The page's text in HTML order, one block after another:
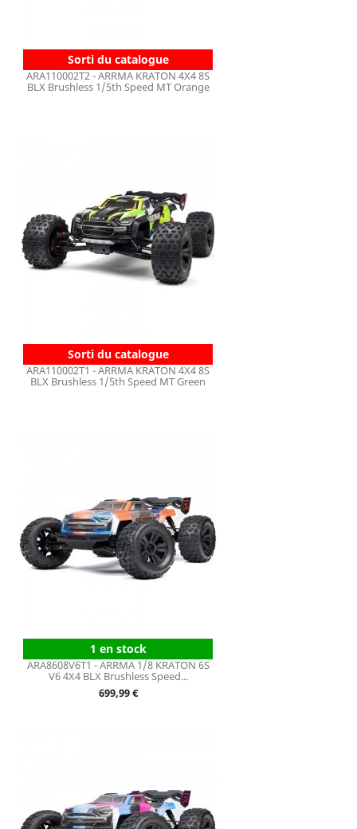
Sorti du catalogue
ARA110002T2 - ARRMA KRATON 4X4 8S
BLX Brushless 1/5th Speed MT Orange
Sorti du catalogue
ARA110002T1 - ARRMA KRATON 4X4 8S
BLX Brushless 1/5th Speed MT Green
1 en stock
ARA8608V6T1 - ARRMA 1/8 KRATON 6S
V6 4X4 BLX Brushless Speed...
Prix
699,99 €